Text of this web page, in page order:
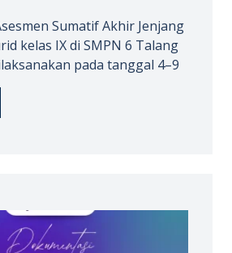
Sumatif Akhir Jenjang
kelas IX di SMPN 6 Talang
pada tanggal 4–9